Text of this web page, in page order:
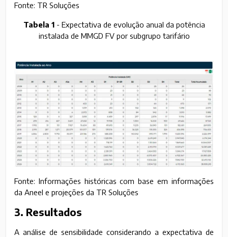
Fonte: TR Soluções
Tabela 1- Expectativa de evolução anual da potência
instalada de MMGD FV por subgrupo tarifário
Fonte: Informações históricas com base em informações
da Aneel e projeções da TR Soluções
3. Resultados
A análise de sensibilidade considerando a expectativa de